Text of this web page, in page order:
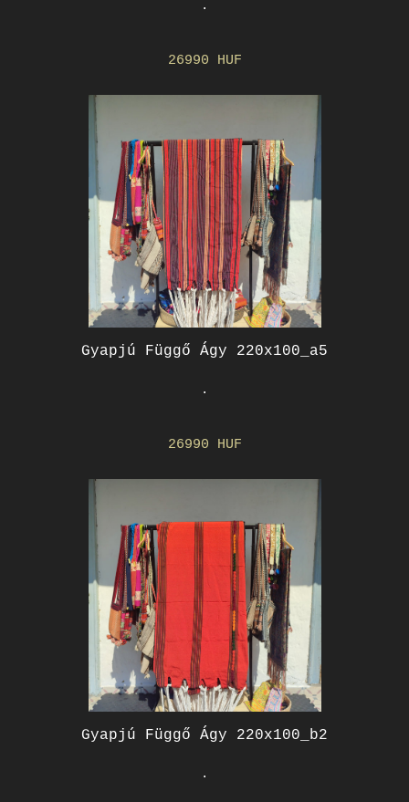
.
26990 HUF
Gyapjú Függő Ágy 220x100_a5
.
26990 HUF
Gyapjú Függő Ágy 220x100_b2
.